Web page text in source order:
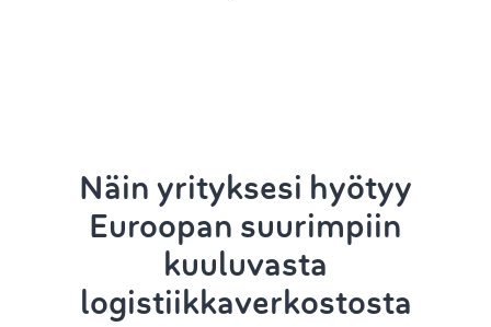
Näin yrityksesi hyötyy
Euroopan suurimpiin
kuuluvasta
logistiikkaverkostosta